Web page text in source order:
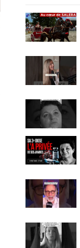
« 2027 sera
dernière chance
Michael Miguères